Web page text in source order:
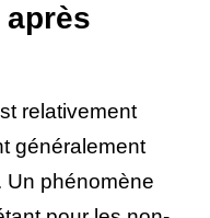
après
relativement
généralement
Un phénomène